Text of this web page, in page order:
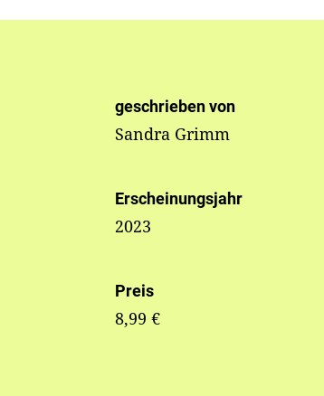
geschrieben von
Sandra Grimm
Erscheinungsjahr
2023
Preis
8,99 €